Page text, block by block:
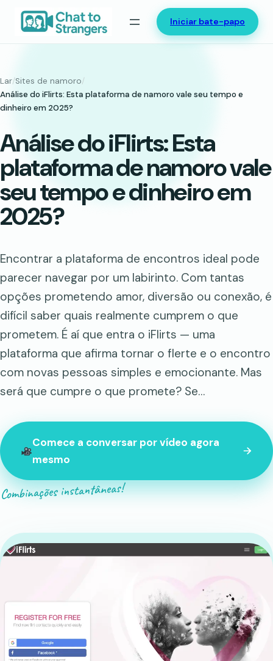
Saltar
Iniciar bate-papo
Lar/Sites de namoro/
Análise do iFlirts: Esta plataforma de namoro vale seu tempo e
dinheiro em 2025?
Análise do iFlirts: Esta
plataforma de namoro vale
seu tempo e dinheiro em
2025?
Encontrar a plataforma de encontros ideal pode
parecer navegar por um labirinto. Com tantas
opções prometendo amor, diversão ou conexão, é
difícil saber quais realmente cumprem o que
prometem. É aí que entra o iFlirts — uma
plataforma que afirma tornar o flerte e o encontro
com novas pessoas simples e emocionante. Mas
será que cumpre o que promete? Se…
Comece a conversar por vídeo agora
mesmo
Combinações instantâneas!